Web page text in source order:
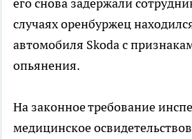
случаях оренбуржец
автомобиля Skoda с
опьянения.
На законное требование
медицинское